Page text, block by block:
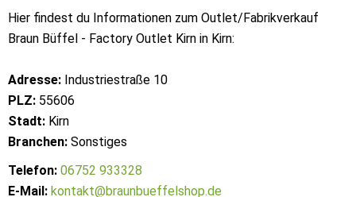
Hier findest du Informationen zum Outlet/Fabrikverkauf
Braun Büffel - Factory Outlet Kirn in Kirn:
Adresse: Industriestraße 10
PLZ: 55606
Stadt: Kirn
Branchen: Sonstiges
Telefon: 06752 933328
E-Mail: kontakt@braunbueffelshop.de